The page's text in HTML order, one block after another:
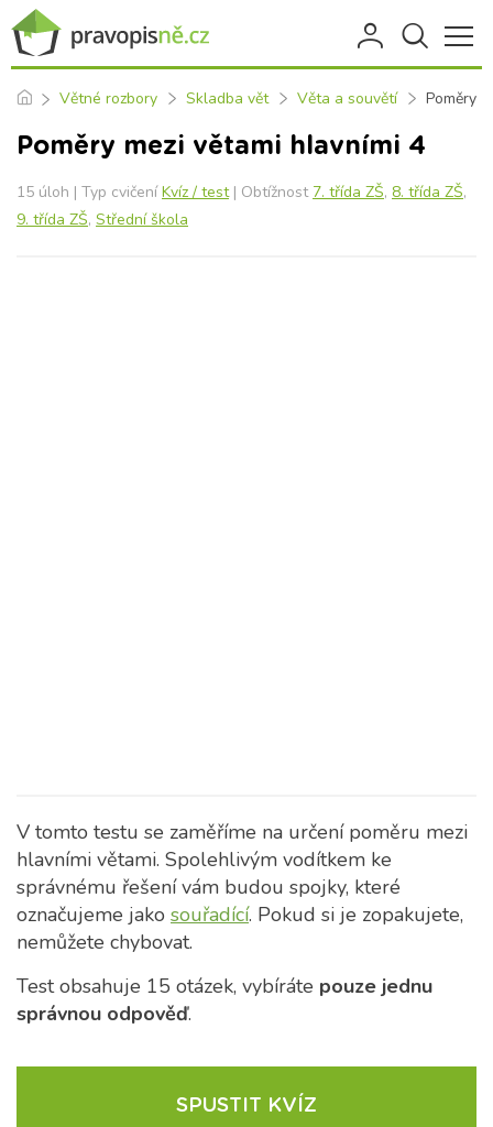
Větné rozbory Skladba vět Věta a souvětí Poměry
Poměry mezi větami hlavními 4
15 úloh | Typ cvičeníKvíz / test| Obtížnost 7. třída ZŠ, 8. třída ZŠ,
9. třída ZŠ, Střední škola
V tomto testu se zaměříme na určení poměru mezi
hlavními větami. Spolehlivým vodítkem ke
správnému řešení vám budou spojky, které
označujeme jako souřadící. Pokud si je zopakujete,
nemůžete chybovat.
Test obsahuje 15 otázek, vybíráte pouze jednu
správnou odpověď.
SPUSTIT KVÍZ